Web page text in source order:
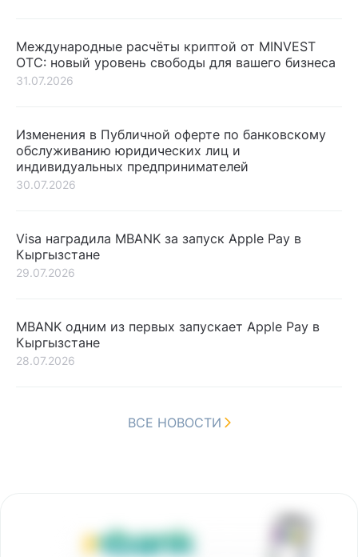
Международные расчёты криптой от MINVEST
OTC: новый уровень свободы для вашего бизнеса
31.07.2026
Изменения в Публичной оферте по банковскому
обслуживанию юридических лиц и
индивидуальных предпринимателей
30.07.2026
Visa наградила MBANK за запуск Apple Pay в
Кыргызстане
29.07.2026
MBANK одним из первых запускает Apple Pay в
Кыргызстане
28.07.2026
ВСЕ НОВОСТИ